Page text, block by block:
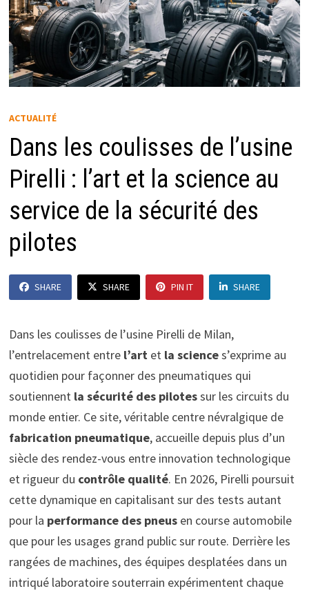
ACTUALITÉ
Dans les coulisses de l’usine
Pirelli : l’art et la science au
service de la sécurité des
pilotes
SHARE SHARE PIN IT SHARE
Dans les coulisses de l’usine Pirelli de Milan,
l’entrelacement entre l’artet la sciences’exprime au
quotidien pour façonner des pneumatiques qui
soutiennent la sécurité des pilotessur les circuits du
monde entier. Ce site, véritable centre névralgique de
fabrication pneumatique, accueille depuis plus d’un
siècle des rendez-vous entre innovation technologique
et rigueur du contrôle qualité. En 2026, Pirelli poursuit
cette dynamique en capitalisant sur des tests autant
pour la performance des pneusen course automobile
que pour les usages grand public sur route. Derrière les
rangées de machines, des équipes desplatées dans un
intriqué laboratoire souterrain expérimentent chaque